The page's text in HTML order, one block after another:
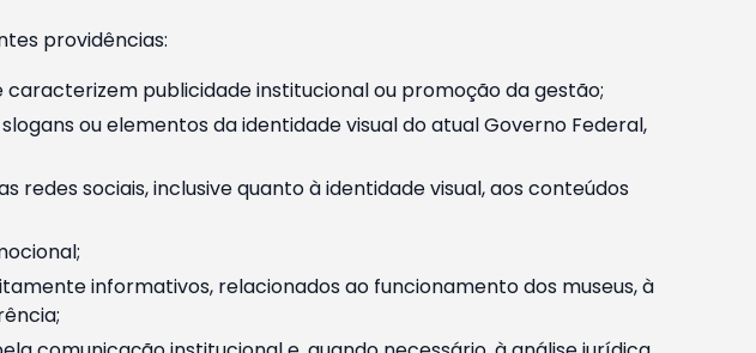
providências:
publicidade institucional ou promoção da gestão;
ou elementos da identidade visual do atual Governo Federal,
redes sociais, inclusive quanto à identidade visual, aos conteúdos
informativos, relacionados ao funcionamento dos museus, à